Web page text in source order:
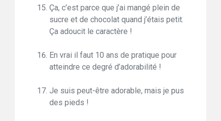
Ça, c’est parce que j’ai mangé plein de
sucre et de chocolat quand j’étais petit.
Ça adoucit le caractère !
En vrai il faut 10 ans de pratique pour
atteindre ce degré d’adorabilité !
Je suis peut-être adorable, mais je pus
des pieds !